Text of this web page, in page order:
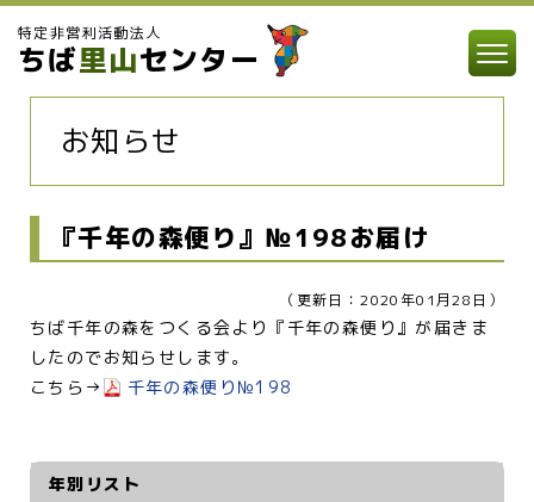
特定非営利活動法人
ちば里山センター
お知らせ
『千年の森便り』№198お届け
（更新日：2020年01月28日）
ちば千年の森をつくる会より『千年の森便り』が届きま
したのでお知らせします。
こちら→
千年の森便り№198
年別リスト